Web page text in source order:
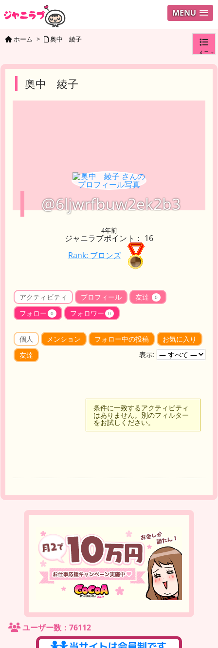
MENU
メニュ
ホーム > 奥中 綾子
奥中 綾子
@6ljwrfbuw2ek2b3
4年前
ジャニラブポイント： 16
Rank: ブロンズ
アクティビティ プロフィール 友達 0
フォロー 0 フォロワー 0
個人 メンション フォロー中の投稿
お気に入り
友達
表示:
条件に一致するアクティビティ
はありません。別のフィルター
をお試しください。
ユーザー数：76112